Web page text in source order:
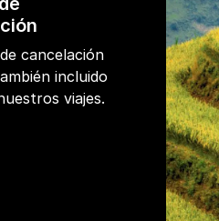
cancelación
incluido
viajes.